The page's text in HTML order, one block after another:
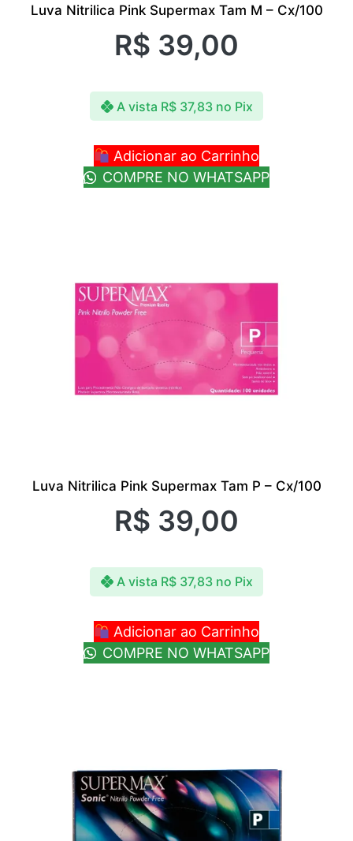
Luva Nitrilica Pink Supermax Tam M – Cx/100
R$ 39,00
A vista R$37,83 no Pix
Adicionar ao Carrinho
COMPRE NO WHATSAPP
Luva Nitrilica Pink Supermax Tam P – Cx/100
R$ 39,00
A vista R$37,83 no Pix
Adicionar ao Carrinho
COMPRE NO WHATSAPP